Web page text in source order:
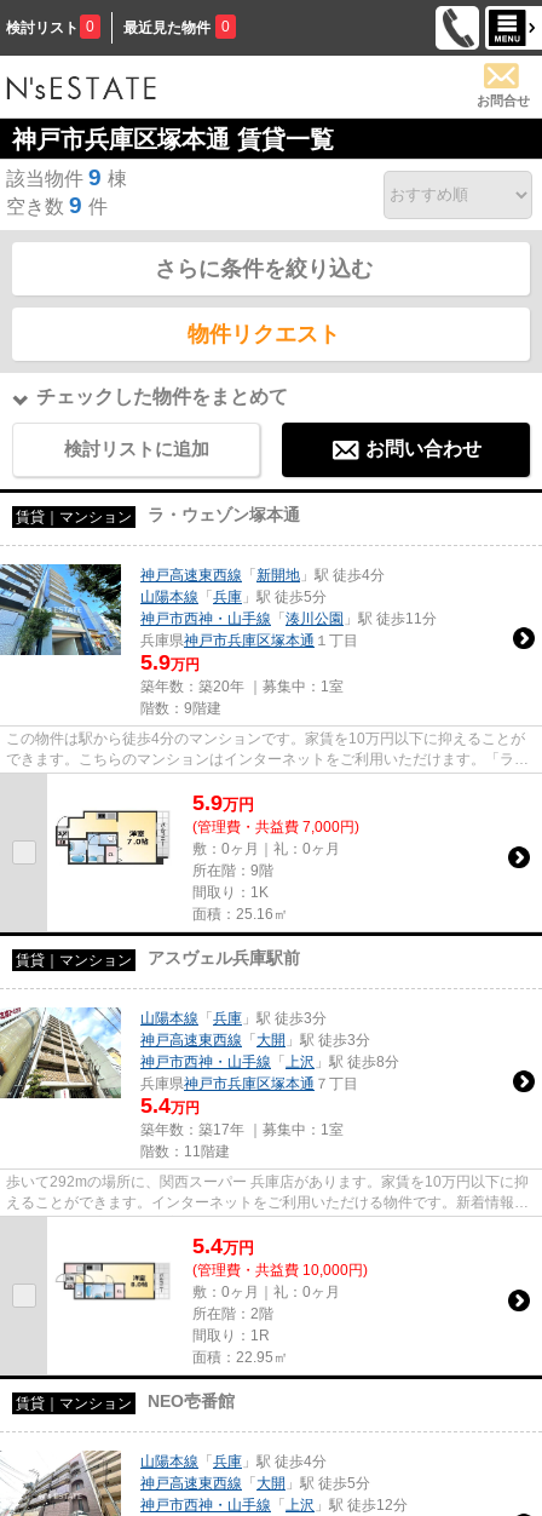
検討リスト 0 最近見た物件 0
お問合せ
神戸市兵庫区塚本通 賃貸一覧
該当物件 9 棟
空き数 9 件
さらに条件を絞り込む
物件リクエスト
チェックした物件をまとめて
検討リストに追加 お問い合わせ
賃貸｜マンション ラ・ウェゾン塚本通
神戸高速東西線 「 新開地 」駅 徒歩4分
山陽本線 「 兵庫 」駅 徒歩5分
神戸市西神・山手線 「 湊川公園 」駅 徒歩11分
兵庫県神戸市兵庫区塚本通 １丁目
5.9万円
築年数：築20年 ｜募集中： 1室
階数：9階建
この物件は駅から徒歩4分のマンションです。家賃を10万円以下に抑えることが
できます。こちらのマンションはインターネットをご利用いただけます。「ラ・
5.9万円
(管理費・共益費 7,000円)
敷：0ヶ月｜礼：0ヶ月
所在階：9階
間取り：1K
面積：25.16㎡
賃貸｜マンション アスヴェル兵庫駅前
山陽本線 「 兵庫 」駅 徒歩3分
神戸高速東西線 「 大開 」駅 徒歩3分
神戸市西神・山手線 「 上沢 」駅 徒歩8分
兵庫県神戸市兵庫区塚本通 ７丁目
5.4万円
築年数：築17年 ｜募集中： 1室
階数：11階建
歩いて292mの場所に、関西スーパー 兵庫店があります。家賃を10万円以下に抑
えることができます。インターネットをご利用いただける物件です。新着情報：
5.4万円
(管理費・共益費 10,000円)
敷：0ヶ月｜礼：0ヶ月
所在階：2階
間取り：1R
面積：22.95㎡
賃貸｜マンション NEO壱番館
山陽本線 「 兵庫 」駅 徒歩4分
神戸高速東西線 「 大開 」駅 徒歩5分
神戸市西神・山手線 「 上沢 」駅 徒歩12分